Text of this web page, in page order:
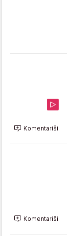
Komentariši
Komentariši